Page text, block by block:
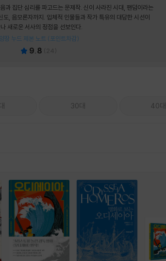
과 집단 심리를 파고드는 문제작. 신이 사라진 시대, 팬덤이라는
도, 음모론자까지. 입체적 인물들과 작가 특유의 대담한 시선이
새로운 서사의 정점을 선보인다.
양장 누드 제본 노트 (포인트차감)
9.8 24
30대 40대